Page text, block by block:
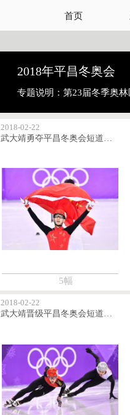
首页
2018年平昌冬奥会
专题说明： 第23届冬季奥林
2018-02-22
武大靖勇夺平昌冬奥会短道速滑男子500米金牌
5幅
2018-02-22
武大靖晋级平昌冬奥会短道速滑男子500米半决赛